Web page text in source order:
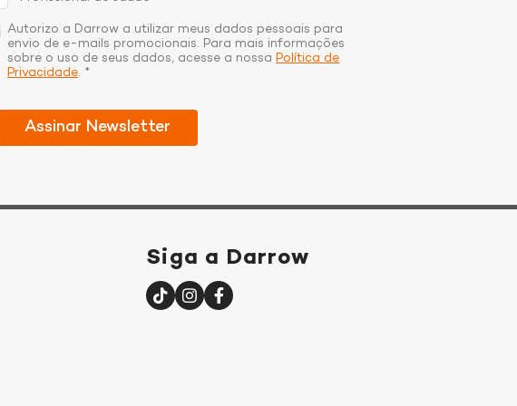
Autorizo a Darrow a utilizar meus dados pessoais para
envio de e-mails promocionais. Para mais informações
sobre o uso de seus dados, acesse a nossaPolítica de
Privacidade. *
Siga a Darrow